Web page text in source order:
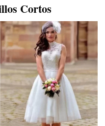
Cortos